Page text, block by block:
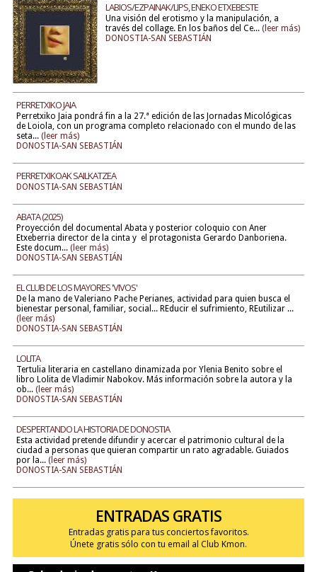
LABIOS/EZPAINAK/LIPS, ENEKO ETXEBESTE
Una visión del erotismo y la manipulación, a
través del collage. En los baños del Ce... (leer más)
DONOSTIA-SAN SEBASTIÁN
PERRETXIKO JAIA
Perretxiko Jaia pondrá fin a la 27.ª edición de las Jornadas Micológicas
de Loiola, con un programa completo relacionado con el mundo de las
seta... (leer más)
DONOSTIA-SAN SEBASTIÁN
PERRETXIKOAK SAILKATZEA
DONOSTIA-SAN SEBASTIÁN
ABATA (2025)
Proyección del documental Abata y posterior coloquio con Aner
Etxeberria director de la cinta y el protagonista Gerardo Danboriena.
Este docum... (leer más)
DONOSTIA-SAN SEBASTIÁN
EL CLUB DE LOS MAYORES 'VIVOS'
De la mano de Valeriano Pache Perianes, actividad para quien busca el
bienestar personal, familiar, social... REducir el sufrimiento, REutilizar ...
(leer más)
DONOSTIA-SAN SEBASTIÁN
LOLITA
Tertulia literaria en castellano dinamizada por Ylenia Benito sobre el
libro Lolita de Vladimir Nabokov. Más información sobre la autora y la
ob... (leer más)
DONOSTIA-SAN SEBASTIÁN
DESPERTANDO LA HISTORIA DE DONOSTIA
Esta actividad pretende difundir y acercar el patrimonio cultural de la
ciudad a personas que quieran compartir un rato agradable. Guiados
por la... (leer más)
DONOSTIA-SAN SEBASTIÁN
ENTRADAS GRATIS
Entradas gratis para tus conciertos favoritos.
Únete gratis sólo con tu email al Club Kmon.